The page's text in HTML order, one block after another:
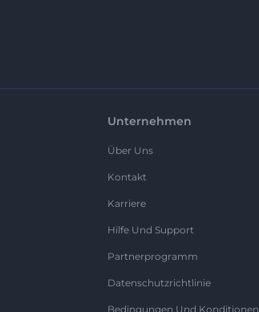
Unternehmen
Über Uns
Kontakt
Karriere
Hilfe Und Support
Partnerprogramm
Datenschutzrichtlinie
Bedingungen Und Konditionen